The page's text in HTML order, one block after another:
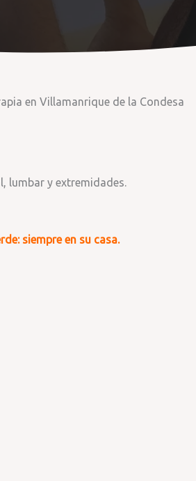
en Villamanrique de la Condesa
lumbar y extremidades.
siempre en su casa.